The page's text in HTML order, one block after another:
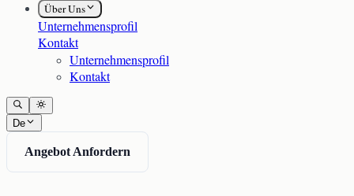
Über Uns
Unternehmensprofil
Kontakt
Unternehmensprofil
Kontakt
De
Angebot Anfordern